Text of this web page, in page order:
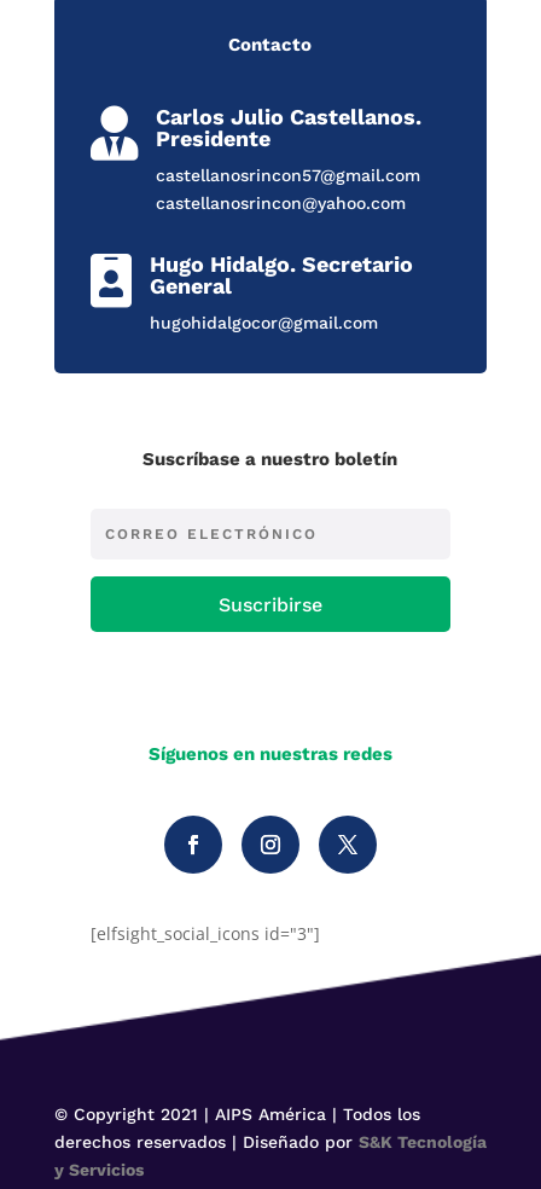
Contacto

Carlos Julio Castellanos.
Presidente
castellanosrincon57@gmail.com
castellanosrincon@yahoo.com

Hugo Hidalgo. Secretario
General
hugohidalgocor@gmail.com
Suscríbase a nuestro boletín
Suscribirse
Síguenos en nuestras redes
[elfsight_social_icons id="3"]
© Copyright 2021 | AIPS América | Todos los
derechos reservados | Diseñado por S&K Tecnología
y Servicios